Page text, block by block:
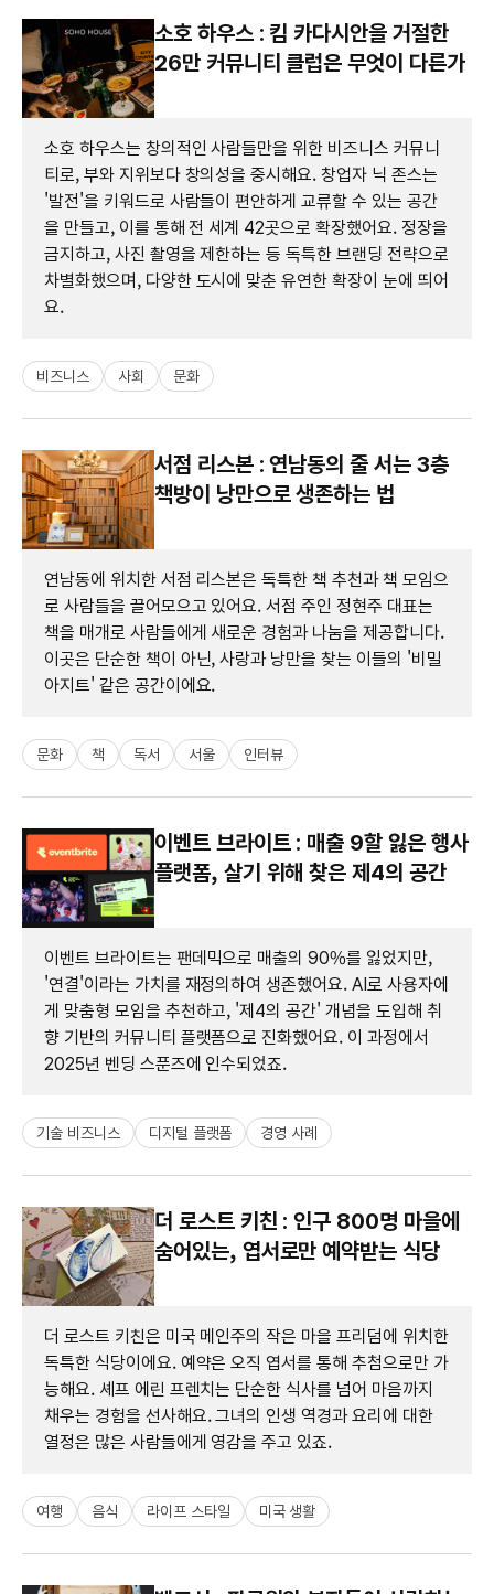
소호 하우스 : 킴 카다시안을 거절한
26만 커뮤니티 클럽은 무엇이 다른가
소호 하우스는 창의적인 사람들만을 위한 비즈니스 커뮤니
티로, 부와 지위보다 창의성을 중시해요. 창업자 닉 존스는
'발전'을 키워드로 사람들이 편안하게 교류할 수 있는 공간
을 만들고, 이를 통해 전 세계 42곳으로 확장했어요. 정장을
금지하고, 사진 촬영을 제한하는 등 독특한 브랜딩 전략으로
차별화했으며, 다양한 도시에 맞춘 유연한 확장이 눈에 띄어
요.
비즈니스 사회 문화
서점 리스본 : 연남동의 줄 서는 3층
책방이 낭만으로 생존하는 법
연남동에 위치한 서점 리스본은 독특한 책 추천과 책 모임으
로 사람들을 끌어모으고 있어요. 서점 주인 정현주 대표는
책을 매개로 사람들에게 새로운 경험과 나눔을 제공합니다.
이곳은 단순한 책이 아닌, 사랑과 낭만을 찾는 이들의 '비밀
아지트' 같은 공간이에요.
문화 책 독서 서울 인터뷰
이벤트 브라이트 : 매출 9할 잃은 행사
플랫폼, 살기 위해 찾은 제4의 공간
이벤트 브라이트는 팬데믹으로 매출의 90%를 잃었지만,
'연결'이라는 가치를 재정의하여 생존했어요. AI로 사용자에
게 맞춤형 모임을 추천하고, '제4의 공간' 개념을 도입해 취
향 기반의 커뮤니티 플랫폼으로 진화했어요. 이 과정에서
2025년 벤딩 스푼즈에 인수되었죠.
기술 비즈니스 디지털 플랫폼 경영 사례
더 로스트 키친 : 인구 800명 마을에
숨어있는, 엽서로만 예약받는 식당
더 로스트 키친은 미국 메인주의 작은 마을 프리덤에 위치한
독특한 식당이에요. 예약은 오직 엽서를 통해 추첨으로만 가
능해요. 셰프 에린 프렌치는 단순한 식사를 넘어 마음까지
채우는 경험을 선사해요. 그녀의 인생 역경과 요리에 대한
열정은 많은 사람들에게 영감을 주고 있죠.
여행 음식 라이프 스타일 미국 생활